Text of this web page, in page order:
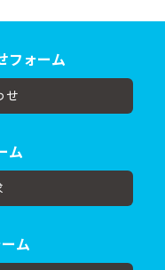
フォーム
せ
ム
ム